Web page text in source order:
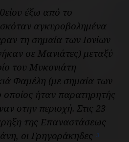
έξω από το
αγκυροβολημένα
τη σημαία των Ιονίων
σε Μανιάτες) μεταξύ
του Μυκονιάτη
Φαμέλη (με σημαία των
οποίος ήταν παρατηρητής
στην περιοχή. Στις 23
της Επαναστάσεως
οι Γρηγοράκηδες 3